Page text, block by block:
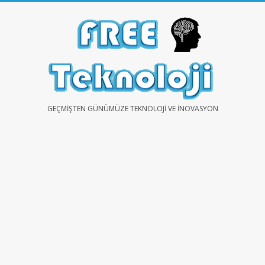
FREEGEÇMIŞTEN GÜNÜMÜZE TEKNOLOJI VE İNOVASYON